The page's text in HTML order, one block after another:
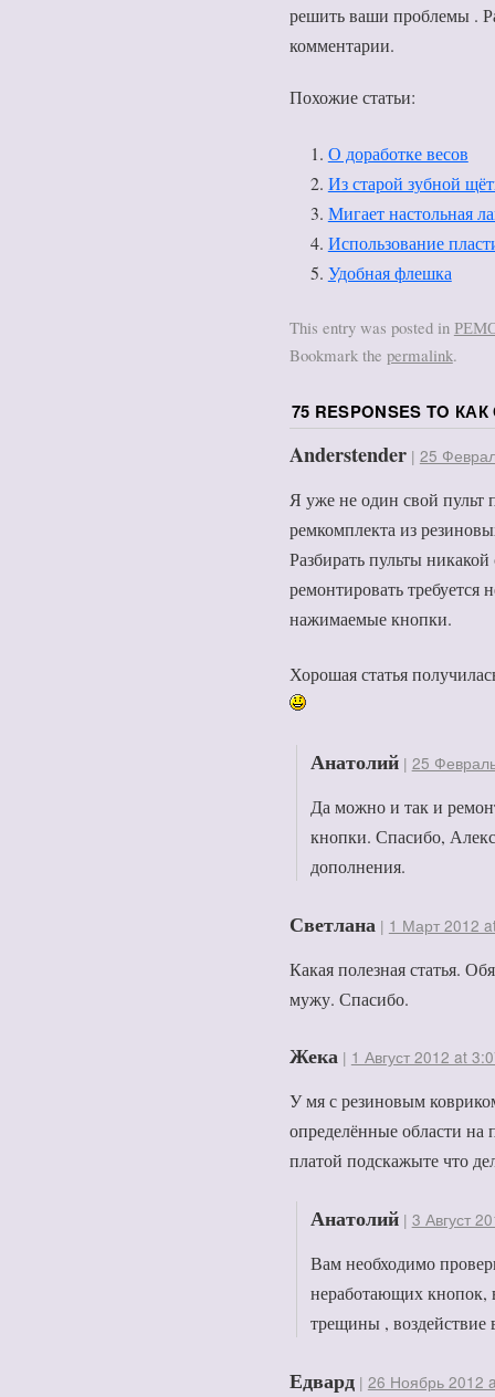
решить ваши проблемы .
комментарии.
Похожие статьи:
О доработке весов
Из старой зубной
Мигает настольная
Использование
Удобная флешка
This entry was posted in
Bookmark the permalink.
75 RESPONSES TO
Anderstender | 25
Я уже не один свой
ремкомплекта из
Разбирать пульты
ремонтировать требуется
нажимаемые кнопки.
Хорошая статья
Анатолий | 25
Да можно и так и
кнопки. Спасибо,
дополнения.
Светлана | 1 Март 2012
Какая полезная статья.
мужу. Спасибо.
Жека | 1 Август 2012 at
У мя с резиновым
определённые области на
платой подскажыте что
Анатолий | 3 Август
Вам необходимо
неработающих кнопок,
трещины , воздействие
Едвард | 26 Ноябрь 2012